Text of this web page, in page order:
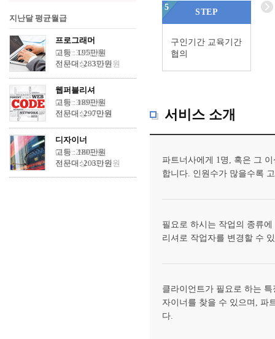
지난달 평균월급
프로그래머
고등 : 195만원
전문대: 283만원
대학: 323만원
석사이상: 335만원
웹퍼블리셔
고등 : 189만원
전문대: 297만원
대학: 360만원
석사이상: 0만원
디자이너
고등 : 180만원
전문대: 203만원
대학: 299만원
석사이상: 621만원
5
STEP
구인기간 교육기간
협의
서비스 소개
파트너사에게 1명, 혹은 그
합니다. 인원수가 많을수록
필요로 하시는 작업의 종류
리셔로 작업자를 변경할 수
클라이언트가 필요로 하는
자이너를 찾을 수 있으며, 파
다.